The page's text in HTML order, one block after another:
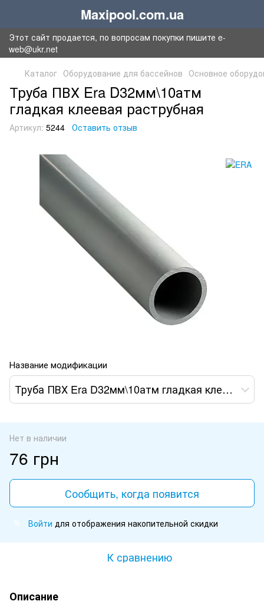
Maxipool.com.ua
Этот сайт продается, по вопросам покупки пишите e-
web@ukr.net
Каталог Оборудование для бассейнов Основное
Труба ПВХ Era D32мм\10атм
гладкая клеевая раструбная
Артикул: 5244 Оставить отзыв
Название модификации
Труба ПВХ Era D32мм\10атм гладкая клеевая раструбная
Нет в наличии
76 грн
Сообщить, когда появится
Войти для отображения накопительной скидки
К сравнению
Описание